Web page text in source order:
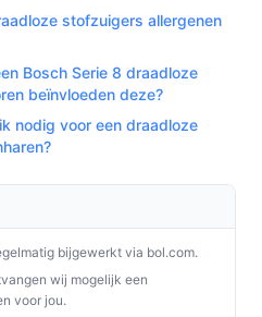
dit getal geeft een
gebruik; vergelijkbaar met
apparaten.
het elektrische vermogen
tijdens werking.
/ intensief gebruik /
op harde vloeren is het
fabrikant, mede dankzij de
stofzuigers allergenen
Bosch Serie 8 draadloze
beïnvloeden deze?
nodig voor een draadloze
bijgewerkt via bol.com.
wij mogelijk een
voor jou.